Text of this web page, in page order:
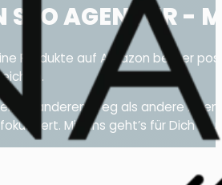
AGENTUR -
Produkte auf Amazon besser
anderen Weg als andere
fokussiert. Mit uns geht’s für Dich